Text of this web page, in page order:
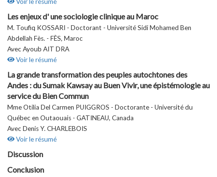
Les enjeux d' une sociologie clinique au Maroc
M. Toufiq KOSSARI - Doctorant - Université Sidi Mohamed Ben
Abdellah Fès. - FÈS, Maroc
Avec Ayoub AIT DRA
Voir le résumé
La grande transformation des peuples autochtones des
Andes : du Sumak Kawsay au Buen Vivir, une épistémologie au
service du Bien Commun
Mme Otilia Del Carmen PUIGGROS - Doctorante - Université du
Québec en Outaouais - GATINEAU, Canada
Avec Denis Y. CHARLEBOIS
Voir le résumé
Discussion
Conclusion